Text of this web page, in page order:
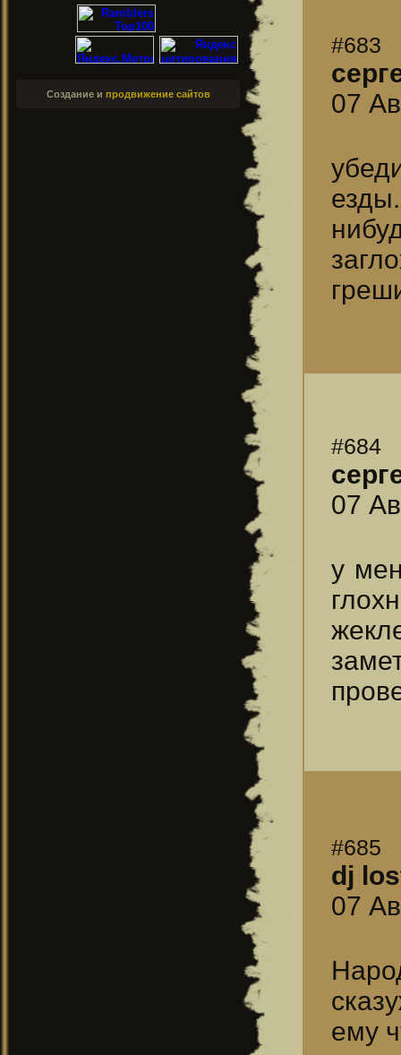
Создание и продвижение сайтов
#683
07
#684
07
у
#685
dj
07
ему